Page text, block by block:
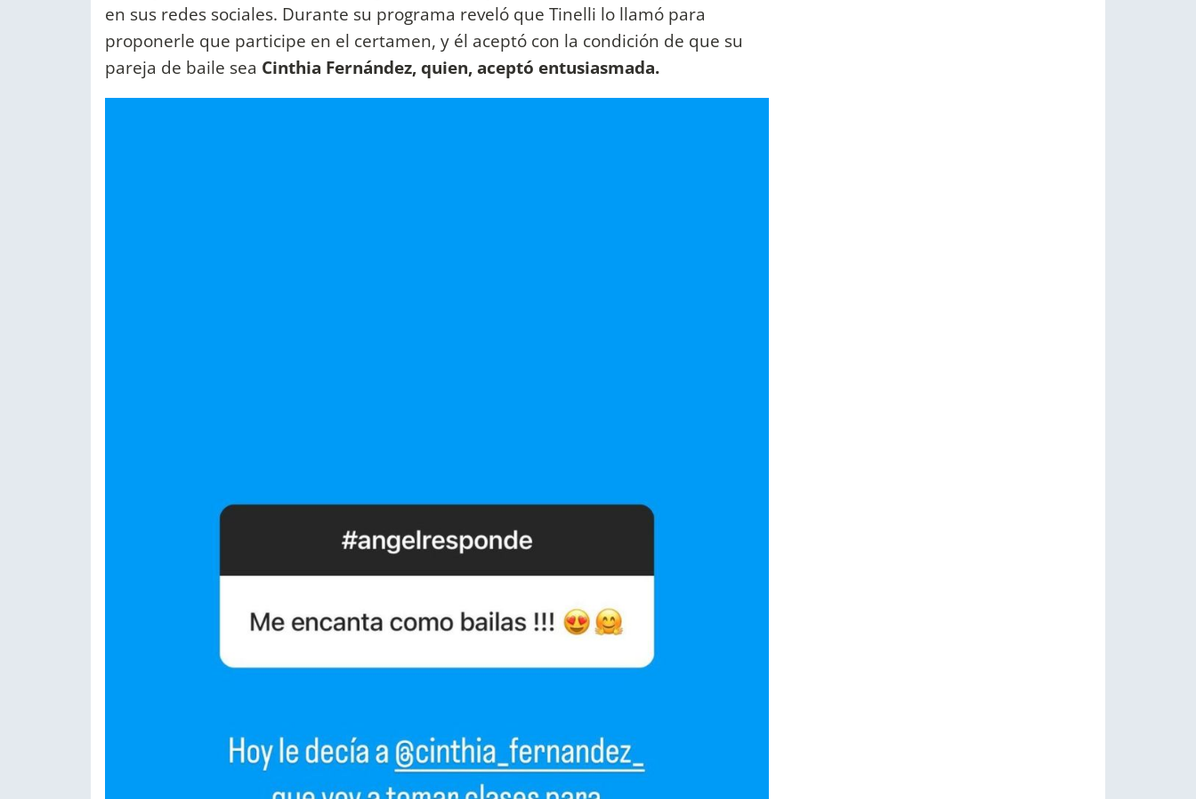
en sus redes sociales. Durante su programa reveló que Tinelli lo llamó para
proponerle que participe en el certamen, y él aceptó con la condición de que su
pareja de baile sea Cinthia Fernández, quien, aceptó entusiasmada.